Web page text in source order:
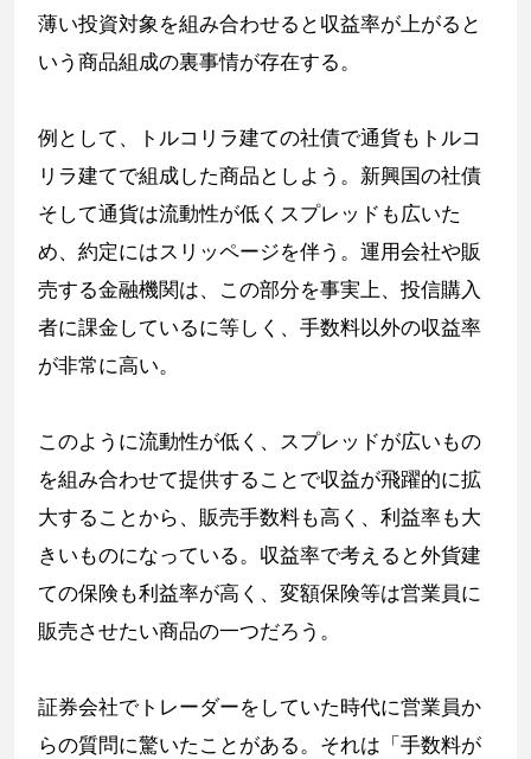
薄い投資対象を組み合わせると収益率が上がると
いう商品組成の裏事情が存在する。
例として、トルコリラ建ての社債で通貨もトルコ
リラ建てで組成した商品としよう。新興国の社債
そして通貨は流動性が低くスプレッドも広いた
め、約定にはスリッページを伴う。運用会社や販
売する金融機関は、この部分を事実上、投信購入
者に課金しているに等しく、手数料以外の収益率
が非常に高い。
このように流動性が低く、スプレッドが広いもの
を組み合わせて提供することで収益が飛躍的に拡
大することから、販売手数料も高く、利益率も大
きいものになっている。収益率で考えると外貨建
ての保険も利益率が高く、変額保険等は営業員に
販売させたい商品の一つだろう。
証券会社でトレーダーをしていた時代に営業員か
らの質問に驚いたことがある。それは「手数料が